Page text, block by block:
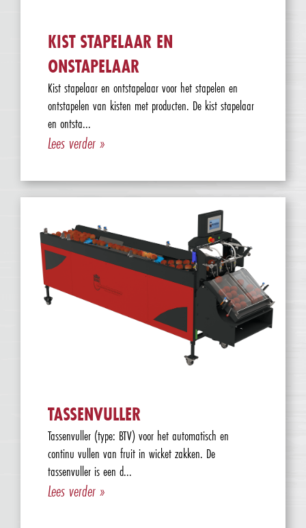
KIST STAPELAAR EN
ONSTAPELAAR
Kist stapelaar en ontstapelaar voor het stapelen en
ontstapelen van kisten met producten. De kist stapelaar
en ontsta...
Lees verder »
TASSENVULLER
Tassenvuller (type: BTV) voor het automatisch en
continu vullen van fruit in wicket zakken. De
tassenvuller is een d...
Lees verder »